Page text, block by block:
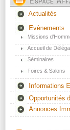
Actualités
Evènements
Missions
Accueil de
Séminaires
Foires & Salons
Informations
Opportunités
Annonces